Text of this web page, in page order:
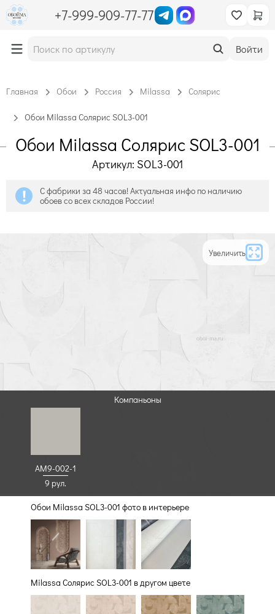
+7-999-909-77-77
Войти
Главная Обои Россия Milassa Солярис
Обои Milassa Солярис SOL3-001
Обои Milassa Солярис SOL3-001
Артикул: SOL3-001
С фабрики за 48 часов! Актуальная инфо по наличию
обоев со всех складов России!
Увеличить
Компаньоны
AM9-002-1
9 рул.
Обои Milassa SOL3-001 фото в интерьере
Milassa Солярис SOL3-001 в другом цвете